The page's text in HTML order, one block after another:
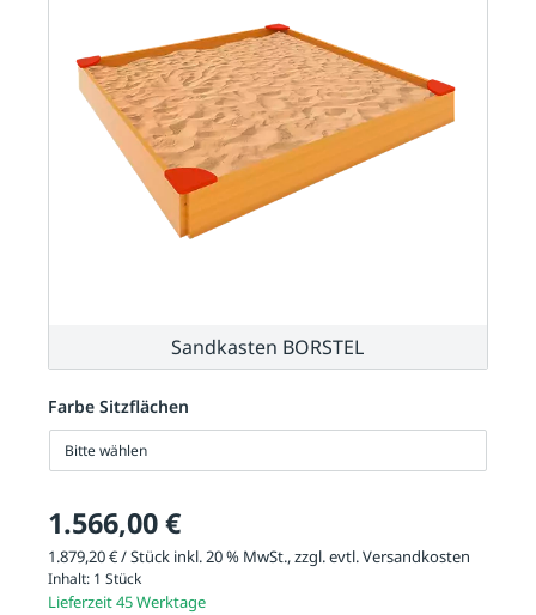
Farbe Sitzflächen
Bitte wählen
1.566,00 €
1.879,20 € / Stück inkl. 20 % MwSt., zzgl. evtl.Versandkosten
Inhalt: 1 Stück
Lieferzeit 45 Werktage
Sandkasten BORSTEL